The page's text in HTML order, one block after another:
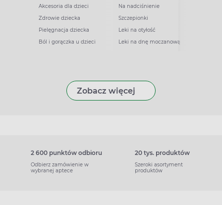
Akcesoria dla dzieci
Zdrowie dziecka
Pielęgnacja dziecka
Ból i gorączka u dzieci
Na nadciśnienie
Szczepionki
Leki na otyłość
Leki na dnę moczanową
Zobacz więcej
2 600 punktów odbioru
Odbierz zamówienie w
wybranej aptece
20 tys. produktów
Szeroki asortyment
produktów